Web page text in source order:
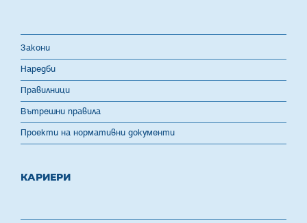
Закони
Наредби
Правилници
Вътрешни правила
Проекти на нормативни документи
КАРИЕРИ